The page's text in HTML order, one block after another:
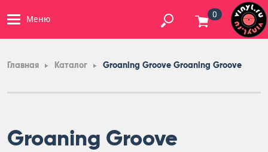
Меню 0
Главная Каталог Groaning Groove Groaning Groove
Groaning Groove